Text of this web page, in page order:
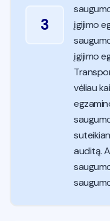
3
įgijimo
įgijimo
vėliau
auditą.